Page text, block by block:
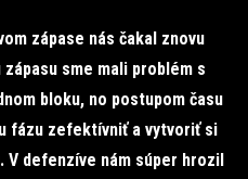
zápase nás čakal znovu
sme mali problém s
bloku, no postupom času
fázu zefektívniť a vytvoriť si
defenzíve nám súper hrozil